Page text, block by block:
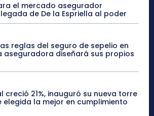
el mercado asegurador
de De la Espriella al poder
reglas del seguro de sepelio en
aseguradora diseñará sus propios
creció 21%, inauguró su nueva torre
elegida la mejor en cumplimiento